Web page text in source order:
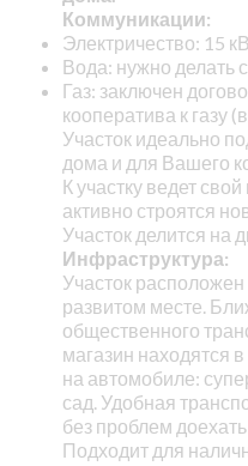
Коммуникации:
Электричество: 15
Вода: нужно делать
Газ: заключен
кооператива к газу
Участок идеально
дома и для Вашего
К участку ведет
активно строятся
Участок делится на
Инфраструктура:
Участок
развитом месте.
общественного
магазин находятся
на автомобиле:
сад. Удобная
без проблем
Подходит для